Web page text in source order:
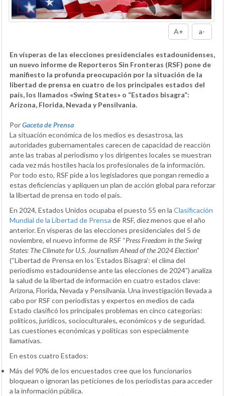
A+ a-
En vísperas de las elecciones presidenciales estadounidenses,
un nuevo informe de Reporteros Sin Fronteras (RSF) pone de
manifiesto la profunda preocupación por la situación de la
libertad de prensa en cuatro de los principales estados del
país, los llamados «Swing States» o “Estados bisagra”:
Arizona, Florida, Nevada y Pensilvania.
PorGaceta de Prensa
La situación económica de los medios es desastrosa, las
autoridades gubernamentales carecen de capacidad de reacción
ante las trabas al periodismo y los dirigentes locales se muestran
cada vez más hostiles hacia los profesionales de la información.
Por todo esto, RSF pide a los legisladores que pongan remedio a
estas deficiencias y apliquen un plan de acción global para reforzar
la libertad de prensa en todo el país.
En 2024, Estados Unidos ocupaba el puesto 55 en la Clasificación
Mundial de la Libertad de Prensa de RSF, diez menos que el año
anterior. En vísperas de las elecciones presidenciales del 5 de
noviembre, el nuevo informe de RSF “Press Freedom in the Swing
States: The Climate for U.S. Journalism Ahead of the 2024 Election”
(“Libertad de Prensa en los ‘Estados Bisagra’: el clima del
periodismo estadounidense ante las elecciones de 2024”) analiza
la salud de la libertad de información en cuatro estados clave:
Arizona, Florida, Nevada y Pensilvania. Una investigación llevada a
cabo por RSF con periodistas y expertos en medios de cada
Estado clasificó los principales problemas en cinco categorías:
políticos, jurídicos, socioculturales, económicos y de seguridad.
Las cuestiones económicas y políticas son especialmente
llamativas.
En estos cuatro Estados:
Más del 90% de los encuestados cree que los funcionarios
bloquean o ignoran las peticiones de los periodistas para acceder
a la información pública.